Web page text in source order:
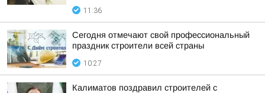
11:36
Сегодня отмечают свой профессиональный
праздник строители всей страны
10:27
Калиматов поздравил строителей с